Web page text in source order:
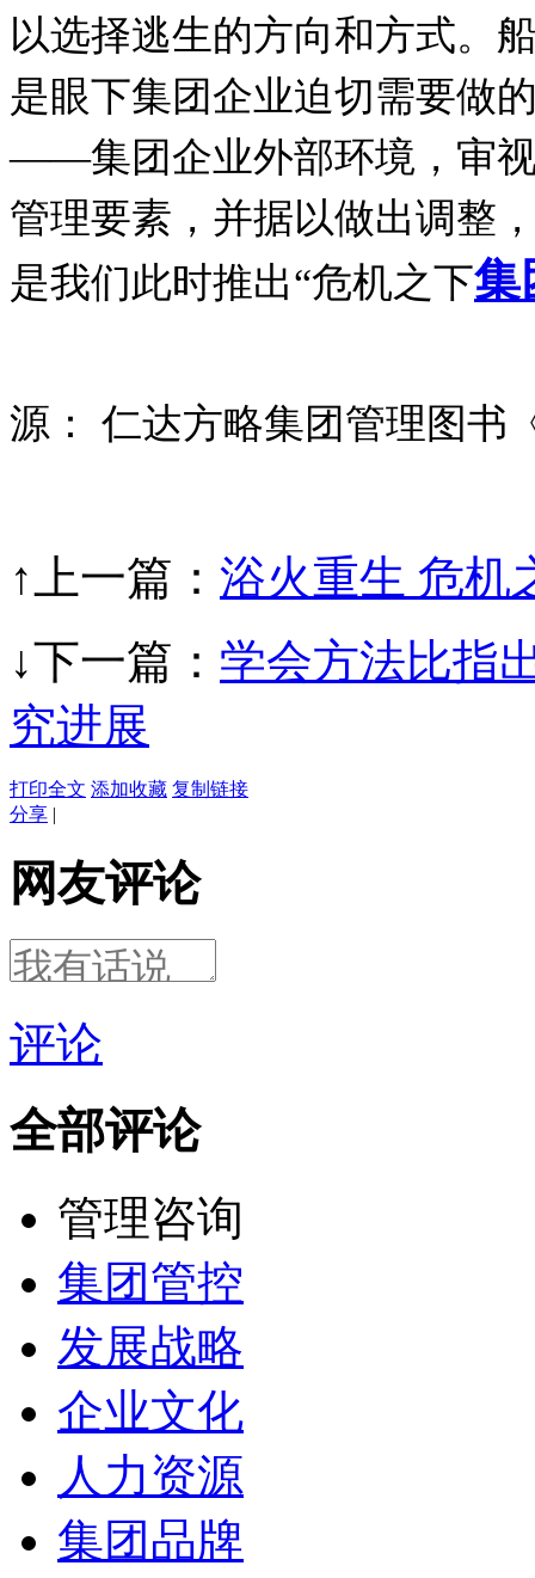
以选择逃生的方向和方式。
是眼下集团企业迫切需要做
——集团企业外部环境，审
管理要素，并据以做出调整
是我们此时推出“危机之下集
源： 仁达方略集团管理图书
↑上一篇： 浴火重生 危机
↓下一篇： 学会方法比指
究进展
打印全文 添加收藏 复制链接
分享 |
网友评论
评论
全部评论
管理咨询
集团管控
发展战略
企业文化
人力资源
集团品牌